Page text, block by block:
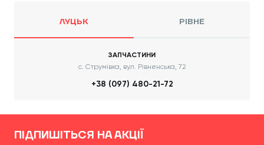
ЛУЦЬК РІВНЕ
ЗАПЧАСТИНИ
с. Струмівка, вул. Рівненська, 72
+38 (097) 480-21-72
ПІДПИШІТЬСЯ НА АКЦІЇ